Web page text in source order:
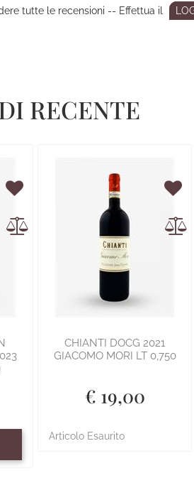
tutte le recensioni -- Effettua il
RECENTE
CHIANTI DOCG 2021
GIACOMO MORI LT 0,750
€ 19,00
Articolo Esaurito